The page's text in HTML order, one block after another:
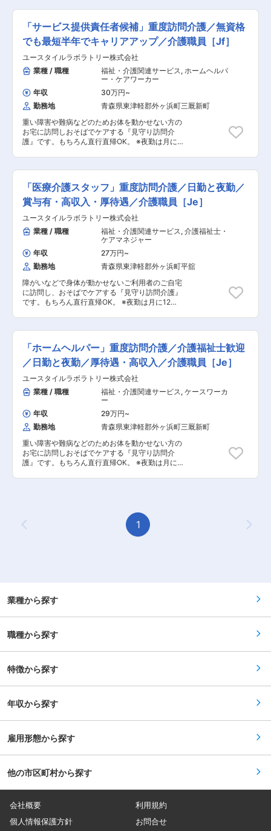
との連絡 ・担当者会議への出席 ・サービス提供
管理 ・スタッフのシフト作成 ・ご利用者様ごと
のチーム管理 ・非常勤スタッフの採用 など ※
詳細は面談時にお伝えします ◎働いている人のほ
とんどが無資格・未経験からスタート！！研修や
仕事を覚えるまでは先輩スタッフが同行するので
勤】 ◇9:00～／サービス開始 ・ベットから車い
すへの移乗 ・お食事介助 ・外出援助など
◇13:00～／サービス記録、終了 ＜休憩・次の利
用者宅へ移動＞ ◇14:00～／利用者宅到着・サー
ビス開始 ◇18:00～／サービス記録、終了 ・直行
直帰OK 【夜勤】 ◇22:00～／サービス開始
就寝中の体位交換、痰吸引など ◇23:00～／ご利
用者様就寝 ・定時の体位交換 ・見守り ・痰吸引
ビス記録、終了 ・直行直帰OK ※担当する件数
や、ご利用者様によって時間・サービスは異なり
ます。 ＊＊ ここがオススメ！！ ＊＊
【POINT1：資格無料取得とキャリアパス】 無料
で「重度訪問介護従業者養成研修統合課程」や
「実務者研修」の取得が可能です。 資格取得で医
療的ケアができるワンランク上の介護士さん
に！！ あなたの能力とやる気次第で スタッフ →
サービスリーダー → サービス提供責任者 → コー
能、上を目指しやすい会社です♪ 【POINT2：続
けやすい職場3種の神器】 厚待遇：賞与年2回は
もちろん有給休暇や完全週休二日制といった待遇
者さんがメインなので人間関係で悩むこともあり
ません。 給与：「今は良いけど将来を考えたら今
の給与だと難しいよな～」なんて思っていません
か？資格の取得などで給与UPのチャンス多数。
最短半年で給与UPした方もいます。
方のご自宅へ伺い、生命と生活を支える、障害福
祉をメインとした訪問介護ケアのお仕事です。 ◎
ケアスタッフ業務 障がい者の方、高齢者の方、一
人ひとりに必要なケアを行っていく、専門的な介
護職です。 研修を通して、需要が非常に高い「医
療的ケア」ができるプロフェッショナルな介護士
としても成長できます。 人の役に立つ仕事をして
いきたい方、お待ちしております！ ・見守り ・
生活介助： 家事援助（洗濯、掃除、料理） ・身
体介護： 起床・就寝・入浴・食事の介助 ・外出
時の同行支援 ・医療的ケア： たんの吸引、経管
栄養（胃ろう・腸ろう） ・介護記録の記入 など
◎マネージャー業務 一緒にお仕事をするスタッフ
さんのシフト管理や教育など働きやすい環境を整
えるお仕事を主にお願いします。 質問や相談など
を気軽に受けられる頼られる社員さんとして活躍
連絡 ・担当者会議への出席 ・スタッフのシフト
作成 ・ご利用者様ごとのチーム管理 ・他事業
所・行政相手の打合せ ・事業部の運営、売上管理
・営業戦略の企画と実行 ・非常勤スタッフの採
用 など ※詳細は面談時にお伝えします ◎働い
ている人のほとんどが無資格・未経験からスター
ト！！研修や仕事を覚えるまでは先輩スタッフが
同行するので安心！ ■━━━ 1日のスケジュール
例 ━━━□ 【日勤】 ◇9:00～／サービス開始 ・
ベットから車いすへの移乗 ・お食事介助 ・外出
援助など ◇13:00～／サービス記録、終了 ＜休
憩・次の利用者宅へ移動＞ ◇14:00～／利用者宅
到着・サービス開始 ◇18:00～／サービス記録、
ス開始 ・就寝前後の身支度ケア(歯磨き、お
着換え 等) ・就寝中の体位交換、痰吸引など
・見守り ・痰吸引など ◇7:00～／ご利用者様起
床 ◇8:00～／サービス記録、終了 ・直行直帰OK
※担当する件数や、ご利用者様によって時間・サ
ービスは異なります。 ＊＊ ここがオスス
メ！！ ＊＊ 【POINT1：生涯使える介護資格を
無料で取得とキャリアパス】 無料で「重度訪問介
護従業者養成研修統合課程」や「実務者研修」の
取得が可能です。 資格取得で医療的ケアができる
ワンランク上の介護士さんに！！ あなたの能力と
ービス提供責任者 → コーディネーター → マネー
ジャーになることも可能、上を目指しやすい会社
です♪ 【POINT2：続けやすい職場3種の神器】 厚
また、関わるのはご利用者さんがメインなので人
間関係で悩むこともありません。 給与：「今は良
いけど将来を考えたら今の給与だと難しいよな
「サービス提供責任者候補」重度訪問介護／無資格
でも最短半年でキャリアアップ／介護職員［Jf］
ユースタイルラボラトリー株式会社
業種 / 職種
福祉・介護関連サービス, ホームヘルパ
ー・ケアワーカー
年収
30万円~
勤務地
青森県東津軽郡外ヶ浜町三厩新町
重い障害や難病などのためお体を動かせない方の
お宅に訪問しおそばでケアする『見守り訪問介
護』です。もちろん直行直帰OK。 ※夜勤は月に
方のご自宅へ伺い、生命と生活を支える、障害福
祉をメインとした訪問介護ケアのお仕事です。 ◎
ケアスタッフ業務 障がい者の方、高齢者の方、一
人ひとりに必要なケアを行っていく、専門的な介
護職です。 研修を通して、需要が非常に高い「医
療的ケア」ができるプロフェッショナルな介護士
としても成長できます。 人の役に立つ仕事をして
いきたい方、お待ちしております！ ・見守り ・
生活介助： 家事援助（洗濯、掃除、料理） ・身
体介護： 起床・就寝・入浴・食事の介助 ・外出
時の同行支援 ・医療的ケア： たんの吸引、経管
栄養（胃ろう・腸ろう） ・介護記録の記入 など
◎サービス提供責任者業務 一緒にお仕事をするス
タッフさんのシフト管理や教育など働きやすい環
境を整えるお仕事を主にお願いします。 質問や相
談などを気軽に受けられる頼られる社員さんとし
者会議への出席 など ※詳細は面談時にお伝え
します ◎働いている人のほとんどが無資格・未経
験からスタート！！研修や仕事を覚えるまでは先
輩スタッフが同行するので安心！ ■━━━ 1日の
スケジュール例 ━━━□ 【日勤】 ◇9:00～／サ
ービス開始 ・ベットから車いすへの移乗 ・お食
事介助 ・外出援助など ◇13:00～／サービス記
録、終了 ＜休憩・次の利用者宅へ移動＞ ◇14:00
～／利用者宅到着・サービス開始 ◇18:00～／サ
ービス記録、終了 ・直行直帰OK 【夜勤】
◇22:00～／サービス開始 ・就寝前後の身支
度ケア(歯磨き、お着換え 等) ・就寝中の体位交
換、痰吸引など ◇23:00～／ご利用者様就寝 ・
／ご利用者様起床 ◇8:00～／サービス記録、終
職場3種の神器】 厚待遇：賞与年2回はもちろん
有給休暇や完全週休二日制といった待遇も充実し
の取得などで給与UPのチャンス多数。最短半年
で給与UPした方もいます。 【POINT2：資格無料
取得とキャリアパス】 無料で「重度訪問介護従業
可能です。 資格を取得すれば スタッフ → サービ
目指しやすい会社です♪
「医療介護スタッフ」重度訪問介護／日勤と夜勤／
賞与有・高収入・厚待遇／介護職員［Je］
ユースタイルラボラトリー株式会社
業種 / 職種
福祉・介護関連サービス, 介護福祉士・
ケアマネジャー
年収
27万円~
勤務地
青森県東津軽郡外ヶ浜町平舘
障がいなどで身体が動かせないご利用者のご自宅
に訪問し、おそばでケアする『見守り訪問介護』
です。もちろん直行直帰OK。 ※夜勤は月に12
活のお手伝いなどもございます。 ・生活介助：
家事援助（洗濯、掃除、料理） ・身体介護： 起
床・就寝・入浴・食事の介助 ・外出時の同行支援
・介護記録の記入 など ※詳細は面談時にお伝
えします 介護スタッフのフォローなどサービス提
供責任者としての業務もございます。 ◎働いてい
る人のほとんどが無資格・未経験からスター
ト！！研修や仕事を覚えるまでは先輩スタッフが
同行するので安心！ ■━━━ 1日のスケジュール
例 ━━━□ 【日勤】 ◇9:00～／サービス開始 ・
ベットから車いすへの移乗 ・お食事介助 ・外出
援助など ◇13:00～／サービス記録、終了 ＜休
憩・次の利用者宅へ移動＞ ◇14:00～／利用者宅
到着・サービス開始 ◇18:00～／サービス記録、
終了 ・直行直帰OK 【夜勤】 ◇22:00～／サービ
ス開始 ・就寝前後の身支度ケア(歯磨き、お
床 ◇8:00～／サービス記録、終了 ・直行直帰OK
※担当する件数や、ご利用者様によって時間・サ
ービスは異なります。 ＊＊ ここがオスス
で人間関係で悩むこともありません。 給与：「今
で給与UPのチャンス多数。最短半年で給与UPし
た方もいます。 【POINT2：無料で取れる公的資
格】 無料で「重度訪問介護従業者養成研修統合課
OK また、当社研修で「介護職員実務者研修」の
「ホームヘルパー」重度訪問介護／介護福祉士歓迎
／日勤と夜勤／厚待遇・高収入／介護職員［Je］
ユースタイルラボラトリー株式会社
業種 / 職種
福祉・介護関連サービス, ケースワーカ
ー
年収
29万円~
勤務地
青森県東津軽郡外ヶ浜町三厩新町
重い障害や難病などのためお体を動かせない方の
お宅に訪問しおそばでケアする『見守り訪問介
護』です。もちろん直行直帰OK。 ※夜勤は月に
生活介助： 家事援助（洗濯、掃除、料理） ・身
体介護： 起床・就寝・入浴・食事の介助 ・外出
時の同行支援 ・医療的ケア： たんの吸引、経管
車いすへの移乗 ・お食事介助 ・外出援助など
◇13:00～／サービス記録、終了 ＜休憩・次の利
用者宅へ移動＞ ◇14:00～／利用者宅到着・サー
直帰OK 【夜勤】 ◇22:00～／サービス開始
用者様就寝 ・定時の体位交換 ・見守り ・痰吸引
など ◇7:00～／ご利用者様起床 ◇8:00～／サー
ビス記録、終了 ・直行直帰OK ※担当する件数
ます。 ＊＊ ここがオススメ！！ ＊＊
待遇は充実！ 入社後早くて半年でキャリアアッ
プ、あなたの能力とやる気次第で スタッフ → サ
ービスリーダー → サービス提供責任者 → コーデ
上を目指しやすい会社です♪ 【POINT2：続けや
ろん有給休暇や完全週休二日制といった待遇も充
実しています！ 職場環境：たくさんの人を一度に
ケアする施設とは違い、お一人に寄り添いゆった
りとしたオシゴト。また、関わるのはご利用者さ
Previous Page
1
業種から探す
職種から探す
特徴から探す
年収から探す
雇用形態から探す
他の市区町村から探す
会社概要
利用規約
個人情報保護方針
お問合せ